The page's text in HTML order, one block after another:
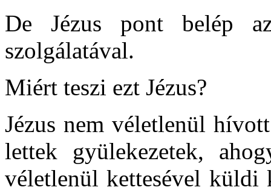
De Jézus pont belép
szolgálatával.
Miért teszi ezt Jézus?
Jézus nem véletlenül
lettek gyülekezetek,
véletlenül kettesével küldi